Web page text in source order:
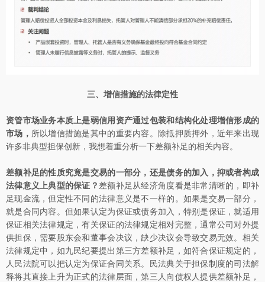
三、增信措施的法律定性
资管市场业务本质上是弱信用资产通过包装和结构化处理增信形成的
市场， 所以增信措施是其中的重要内容。除抵押质押外，近年来出现
许多非典型担保创新，我想着重分析一下差额补足的相关内容。
差额补足的性质究竟是交易的一部分，还是债务的加入，抑或者构成
法律意义上典型的保证？ 差额补足从经济角度看是非常清晰的，即补
足现金流，但定性不同的法律意义是不一样的。如果是交易一部分，
就是合同内容。但如果认定为保证或债务加入，特别是保证，就适用
保证相关法律规定，有关保证的法律规定相对完整，通常公司对外提
供担保，需要股东会和董事会决议，缺少决议会导致交易无效。相关
法律规定中，如九民纪要提出第三方差额补足，如符合保证规定的，
人民法院可以把认定为保证合同关系。民法典关于担保制度的司法解
释将其直接上升为正式的法律层面，第三人向债权人提供差额补足，